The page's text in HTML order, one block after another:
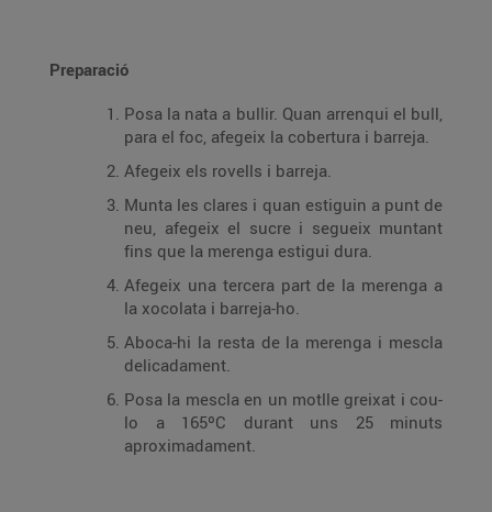
Preparació
Posa la nata a bullir. Quan arrenqui el bull,
para el foc, afegeix la cobertura i barreja.
Afegeix els rovells i barreja.
Munta les clares i quan estiguin a punt de
neu, afegeix el sucre i segueix muntant
fins que la merenga estigui dura.
Afegeix una tercera part de la merenga a
la xocolata i barreja-ho.
Aboca-hi la resta de la merenga i mescla
delicadament.
Posa la mescla en un motlle greixat i cou-
lo a 165ºC durant uns 25 minuts
aproximadament.